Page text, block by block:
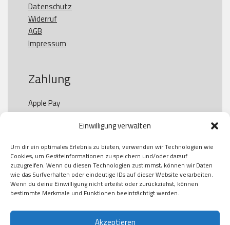
Einwilligung verwalten
Um dir ein optimales Erlebnis zu bieten, verwenden wir Technologien wie
Cookies, um Geräteinformationen zu speichern und/oder darauf
zuzugreifen. Wenn du diesen Technologien zustimmst, können wir Daten
wie das Surfverhalten oder eindeutige IDs auf dieser Website verarbeiten.
Wenn du deine Einwilligung nicht erteilst oder zurückziehst, können
bestimmte Merkmale und Funktionen beeinträchtigt werden.
Akzeptieren
Datenschutz
Widerruf
AGB
Impressum
Zahlung
Apple Pay
Paypal
Kauf auf Rechung
Klarna
American Express